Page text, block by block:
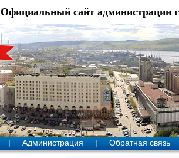
Официальный сайт администрации
| Администрация | Обратная связь